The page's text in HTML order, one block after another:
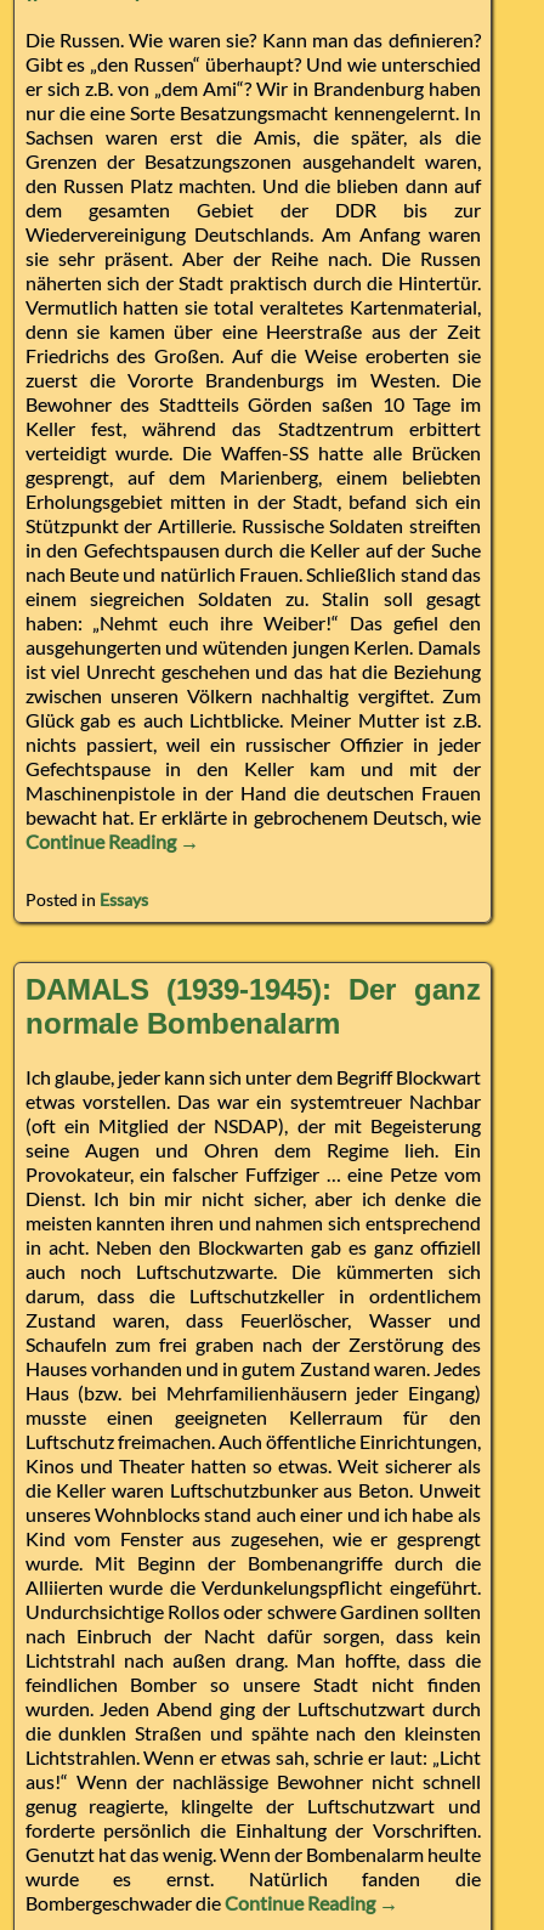
Die Russen. Wie waren sie? Kann man das definieren?
Gibt es „den Russen“ überhaupt? Und wie unterschied
er sich z.B. von „dem Ami“? Wir in Brandenburg haben
nur die eine Sorte Besatzungsmacht kennengelernt. In
Sachsen waren erst die Amis, die später, als die
Grenzen der Besatzungszonen ausgehandelt waren,
den Russen Platz machten. Und die blieben dann auf
dem gesamten Gebiet der DDR bis zur
Wiedervereinigung Deutschlands. Am Anfang waren
sie sehr präsent. Aber der Reihe nach. Die Russen
näherten sich der Stadt praktisch durch die Hintertür.
Vermutlich hatten sie total veraltetes Kartenmaterial,
denn sie kamen über eine Heerstraße aus der Zeit
Friedrichs des Großen. Auf die Weise eroberten sie
zuerst die Vororte Brandenburgs im Westen. Die
Bewohner des Stadtteils Görden saßen 10 Tage im
Keller fest, während das Stadtzentrum erbittert
verteidigt wurde. Die Waffen-SS hatte alle Brücken
gesprengt, auf dem Marienberg, einem beliebten
Erholungsgebiet mitten in der Stadt, befand sich ein
Stützpunkt der Artillerie. Russische Soldaten streiften
in den Gefechtspausen durch die Keller auf der Suche
nach Beute und natürlich Frauen. Schließlich stand das
einem siegreichen Soldaten zu. Stalin soll gesagt
haben: „Nehmt euch ihre Weiber!“ Das gefiel den
ausgehungerten und wütenden jungen Kerlen. Damals
ist viel Unrecht geschehen und das hat die Beziehung
zwischen unseren Völkern nachhaltig vergiftet. Zum
Glück gab es auch Lichtblicke. Meiner Mutter ist z.B.
nichts passiert, weil ein russischer Offizier in jeder
Gefechtspause in den Keller kam und mit der
Maschinenpistole in der Hand die deutschen Frauen
bewacht hat. Er erklärte in gebrochenem Deutsch, wie
Continue Reading →
Posted in Essays
DAMALS (1939-1945): Der ganz
normale Bombenalarm
Ich glaube, jeder kann sich unter dem Begriff Blockwart
etwas vorstellen. Das war ein systemtreuer Nachbar
(oft ein Mitglied der NSDAP), der mit Begeisterung
seine Augen und Ohren dem Regime lieh. Ein
Provokateur, ein falscher Fuffziger … eine Petze vom
Dienst. Ich bin mir nicht sicher, aber ich denke die
meisten kannten ihren und nahmen sich entsprechend
in acht. Neben den Blockwarten gab es ganz offiziell
auch noch Luftschutzwarte. Die kümmerten sich
darum, dass die Luftschutzkeller in ordentlichem
Zustand waren, dass Feuerlöscher, Wasser und
Schaufeln zum frei graben nach der Zerstörung des
Hauses vorhanden und in gutem Zustand waren. Jedes
Haus (bzw. bei Mehrfamilienhäusern jeder Eingang)
musste einen geeigneten Kellerraum für den
Luftschutz freimachen. Auch öffentliche Einrichtungen,
Kinos und Theater hatten so etwas. Weit sicherer als
die Keller waren Luftschutzbunker aus Beton. Unweit
unseres Wohnblocks stand auch einer und ich habe als
Kind vom Fenster aus zugesehen, wie er gesprengt
wurde. Mit Beginn der Bombenangriffe durch die
Alliierten wurde die Verdunkelungspflicht eingeführt.
Undurchsichtige Rollos oder schwere Gardinen sollten
nach Einbruch der Nacht dafür sorgen, dass kein
Lichtstrahl nach außen drang. Man hoffte, dass die
feindlichen Bomber so unsere Stadt nicht finden
wurden. Jeden Abend ging der Luftschutzwart durch
die dunklen Straßen und spähte nach den kleinsten
Lichtstrahlen. Wenn er etwas sah, schrie er laut: „Licht
aus!“ Wenn der nachlässige Bewohner nicht schnell
genug reagierte, klingelte der Luftschutzwart und
forderte persönlich die Einhaltung der Vorschriften.
Genutzt hat das wenig. Wenn der Bombenalarm heulte
wurde es ernst. Natürlich fanden die
Bombergeschwader dieContinue Reading →